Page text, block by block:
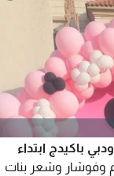
باكيدج ابتداء
وفوشار وشعر بنات